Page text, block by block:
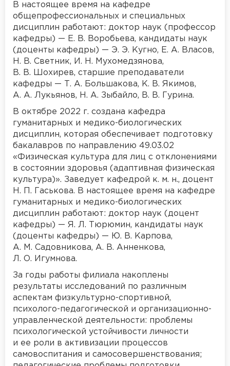
В настоящее время на кафедре
общепрофессиональных и специальных
дисциплин работают: доктор наук (профессор
кафедры) — Е. В. Воробьева, кандидаты наук
(доценты кафедры) — Э. Э. Кугно, Е. А. Власов,
Н. В. Светник, И. Н. Мухомедзянова,
В. В. Шохирев, старшие преподаватели
кафедры — Т. А. Большакова, К. В. Якимов,
А. А. Лукьянов, Н. А. Зыбайло, В. В. Гурина.
В октябре 2022 г. создана кафедра
гуманитарных и медико-биологических
дисциплин, которая обеспечивает подготовку
бакалавров по направлению 49.03.02
«Физическая культура для лиц с отклонениями
в состоянии здоровья (адаптивная физическая
культура)». Заведует кафедрой к. м. н., доцент
Н. П. Гаськова. В настоящее время на кафедре
гуманитарных и медико-биологических
дисциплин работают: доктор наук (доцент
кафедры) — Я. Л. Тюрюмин, кандидаты наук
(доценты кафедры) — Ю. В. Карпова,
А. М. Садовникова, А. В. Анненкова,
Л. О. Игумнова.
За годы работы филиала накоплены
результаты исследований по различным
аспектам физкультурно-спортивной,
психолого-педагогической и организационно-
управленческой деятельности: проблемы
психологической устойчивости личности
и ее роли в активизации процессов
самовоспитания и самосовершенствования;